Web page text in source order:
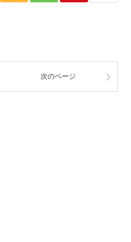
次のページ